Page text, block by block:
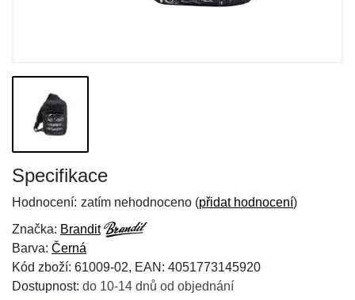
Specifikace
Hodnocení: zatím nehodnoceno (přidat hodnocení)
Značka: Brandit
Barva: Černá
Kód zboží: 61009-02, EAN: 4051773145920
Dostupnost: do 10-14 dnů od objednání